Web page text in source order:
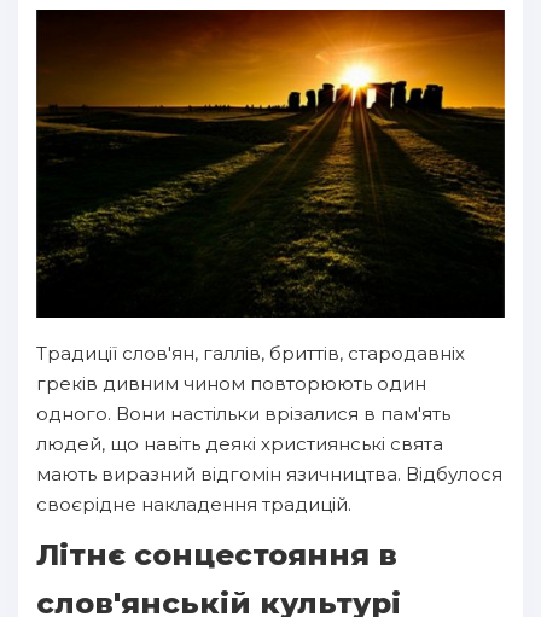
Традиції слов'ян, галлів, бриттів, стародавніх
греків дивним чином повторюють один
одного. Вони настільки врізалися в пам'ять
людей, що навіть деякі християнські свята
мають виразний відгомін язичництва. Відбулося
своєрідне накладення традицій.
Літнє сонцестояння в
слов'янській культурі